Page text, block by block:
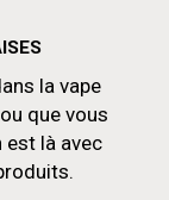
la vape
que vous
est là avec